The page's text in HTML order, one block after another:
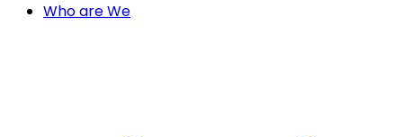
Who are We